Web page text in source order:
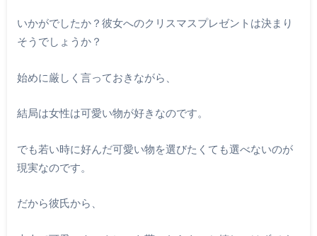
いかがでしたか？彼女へのクリスマスプレゼントは決まり
そうでしょうか？
始めに厳しく言っておきながら、
結局は女性は可愛い物が好きなのです。
でも若い時に好んだ可愛い物を選びたくても選べないのが
現実なのです。
だから彼氏から、